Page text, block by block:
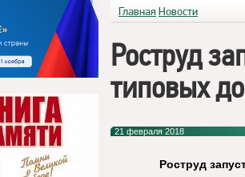
Главная Новости
Роструд
типовых
21 февраля 2018
Роструд